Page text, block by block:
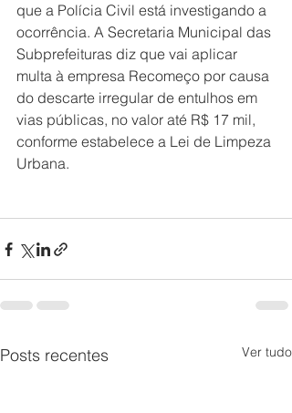
que a Polícia Civil está investigando a
ocorrência. A Secretaria Municipal das
Subprefeituras diz que vai aplicar
multa à empresa Recomeço por causa
do descarte irregular de entulhos em
vias públicas, no valor até R$ 17 mil,
conforme estabelece a Lei de Limpeza
Urbana.
Posts recentes Ver tudo